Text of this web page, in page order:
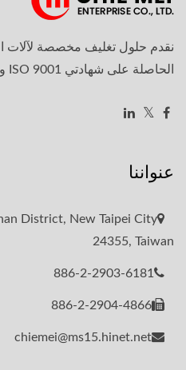
نقدم حلول تغليف مخصصة لآلات
الحاصلة على شهادتي ISO 9001 و CE.
عنواننا
District, New Taipei City
24355, Taiwan
886-2-2903-6181
886-2-2904-4866
chiemei@ms15.hinet.net